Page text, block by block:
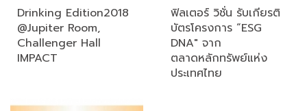
Drinking Edition2018
@Jupiter Room,
Challenger Hall
IMPACT
ฟิลเตอร์ วิชั่น รับเกียรติ
บัตรโครงการ “ESG
DNA" จาก
ตลาดหลักทรัพย์แห่ง
ประเทศไทย